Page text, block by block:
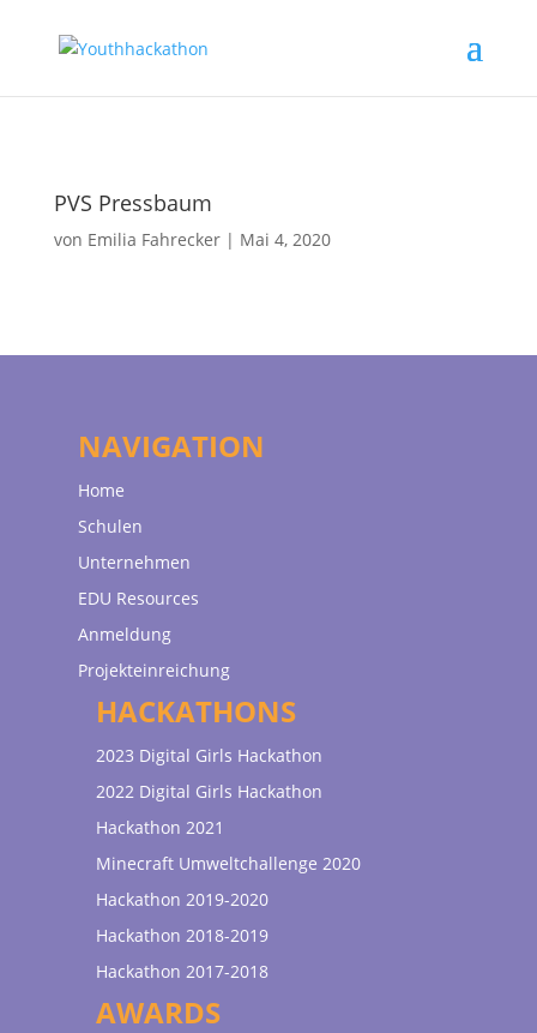
PVS Pressbaum
von Emilia Fahrecker| Mai 4, 2020
NAVIGATION
Home
Schulen
Unternehmen
EDU Resources
Anmeldung
Projekteinreichung
HACKATHONS
2023 Digital Girls Hackathon
2022 Digital Girls Hackathon
Hackathon 2021
Minecraft Umweltchallenge 2020
Hackathon 2019-2020
Hackathon 2018-2019
Hackathon 2017-2018
AWARDS